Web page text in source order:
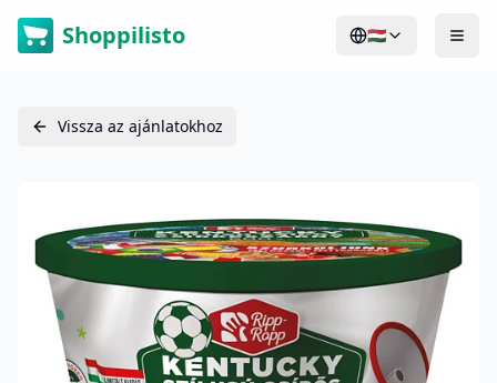
Shoppilisto 🇭🇺
Vissza az ajánlatokhoz